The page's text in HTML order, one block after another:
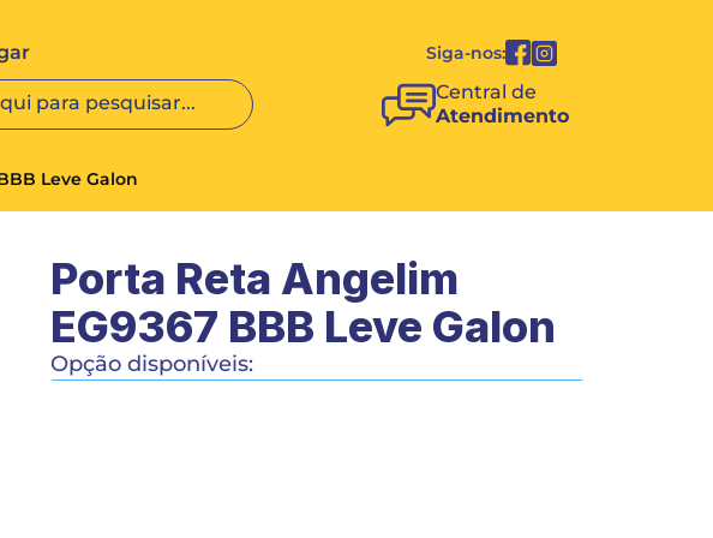
Siga-nos:
para pesquisar...
Central de
Atendimento
Leve Galon
Porta Reta Angelim
EG9367 BBB Leve Galon
Opção disponíveis: